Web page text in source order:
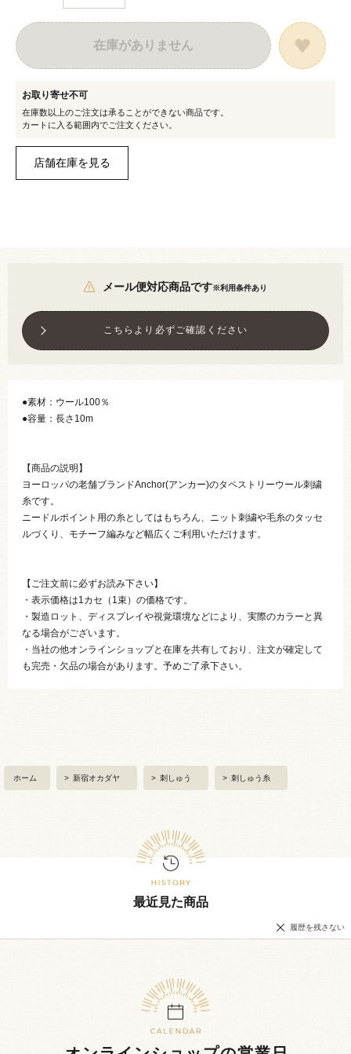
在庫がありません
お取り寄せ不可
在庫数以上のご注文は承ることができない商品です。
カートに入る範囲内でご注文ください。
メール便対応商品です※利用条件あり
こちらより必ずご確認ください
●素材：ウール100％
●容量：長さ10m
【商品の説明】
ヨーロッパの老舗ブランドAnchor(アンカー)のタペストリーウール刺繍
糸です。
ニードルポイント用の糸としてはもちろん、ニット刺繍や毛糸のタッセ
ルづくり、モチーフ編みなど幅広くご利用いただけます。
【ご注文前に必ずお読み下さい】
・表示価格は1カセ（1束）の価格です。
・製造ロット、ディスプレイや視覚環境などにより、実際のカラーと異
なる場合がございます。
・当社の他オンラインショップと在庫を共有しており、注文が確定して
も完売・欠品の場合があります。予めご了承下さい。
ホーム > 新宿オカダヤ > 刺しゅう > 刺しゅう糸
最近見た商品
履歴を残さない